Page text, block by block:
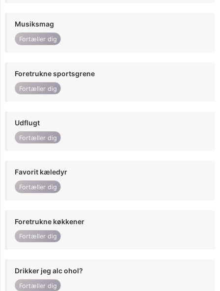
Musiksmag
Fortæller dig
Foretrukne sportsgrene
Fortæller dig
Udflugt
Fortæller dig
Favorit kæledyr
Fortæller dig
Foretrukne køkkener
Fortæller dig
Drikker jeg alc ohol?
Fortæller dig